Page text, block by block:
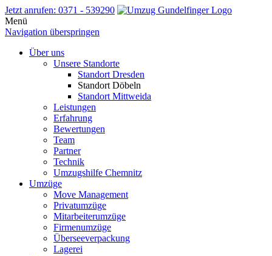
Jetzt anrufen: 0371 - 539290
Menü
Navigation überspringen
Über uns
Unsere Standorte
Standort Dresden
Standort Döbeln
Standort Mittweida
Leistungen
Erfahrung
Bewertungen
Team
Partner
Technik
Umzugshilfe Chemnitz
Umzüge
Move Management
Privatumzüge
Mitarbeiterumzüge
Firmenumzüge
Überseeverpackung
Lagerei